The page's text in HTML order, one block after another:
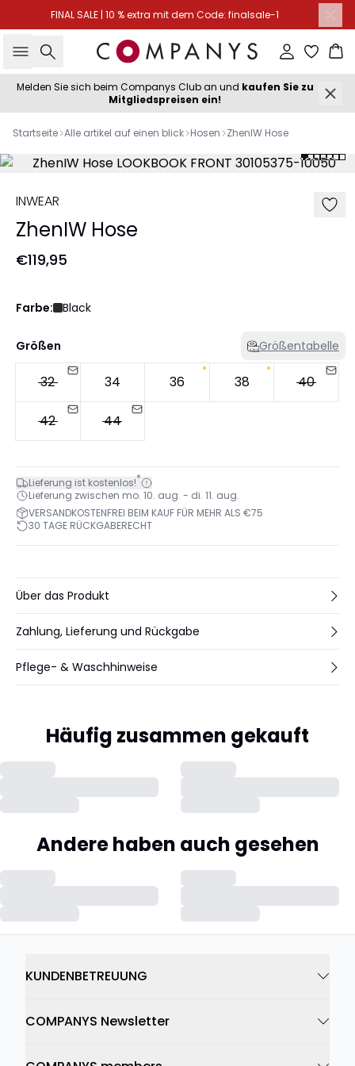
FINAL SALE | 10 % extra mit dem Code: finalsale-1
Suche Einloggen
Melden Sie sich beim Companys Club an und kaufen Sie zu
Mitgliedspreisen ein!
Startseite Alle artikel auf einen blick Hosen ZhenIW Hose
INWEAR
ZhenIW Hose
€119,95
Farbe: Black
Größen Größentabelle
32 34 36 38 40
42 44
Lieferung ist kostenlos!*
Lieferung zwischen mo. 10. aug. - di. 11. aug.
VERSANDKOSTENFREI BEIM KAUF FÜR MEHR ALS €75
30 TAGE RÜCKGABERECHT
Über das Produkt
Zahlung, Lieferung und Rückgabe
Pflege- & Waschhinweise
Häufig zusammen gekauft
Andere haben auch gesehen
KUNDENBETREUUNG
COMPANYS Newsletter